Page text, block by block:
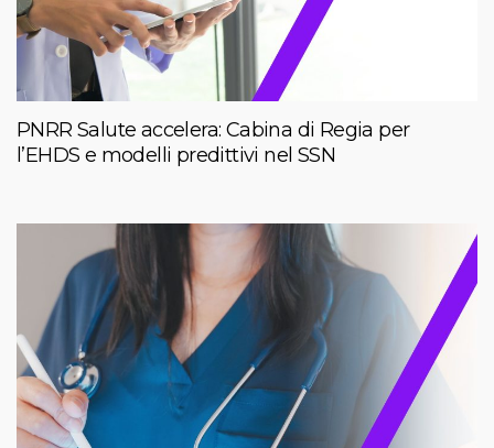
PNRR Salute accelera: Cabina di Regia per
l’EHDS e modelli predittivi nel SSN